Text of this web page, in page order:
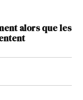
alors que les